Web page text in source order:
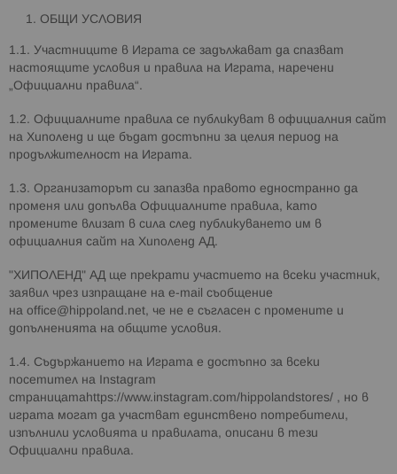
ОБЩИ УСЛОВИЯ
1.1. Участниците в Играта се задължават да спазват
настоящите условия и правила на Играта, наречени
„Официални правила“.
1.2. Официалните правила се публикуват в официалния сайт
на Хиполенд и ще бъдат достъпни за целия период на
продължителност на Играта.
1.3. Организаторът си запазва правото едностранно да
променя или допълва Официалните правила, като
промените влизат в сила след публикуването им в
официалния сайт на Хиполенд АД.
"ХИПОЛЕНД" АД ще прекрати участието на всеки участник,
заявил чрез изпращане на e-mail съобщение
на office@hippoland.net, че не е съгласен с промените и
допълненията на общите условия.
1.4. Съдържанието на Играта е достъпно за всеки
посетител на Instagram
страницатаhttps://www.instagram.com/hippolandstores/ , но в
играта могат да участват единствено потребители,
изпълнили условията и правилата, описани в тези
Официални правила.